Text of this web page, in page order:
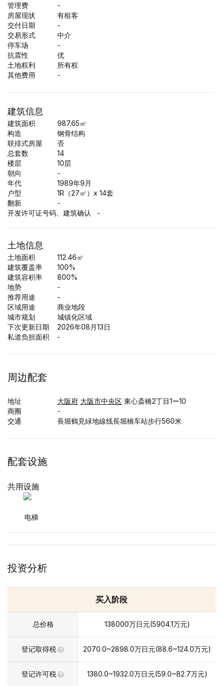
管理费
-
房屋现状
有租客
交付日期
-
交易形式
中介
停车场
-
抗震性
优
土地权利
所有权
其他费用
-
建筑信息
建筑面积 987.65㎡
构造
钢骨结构
联排式房屋
否
总套数
14
楼层
10层
朝向
-
年代
1989年9月
户型
1R（27㎡）x 14套
翻新
-
开发许可证号码、建筑确认
-
土地信息
土地面积
112.46㎡
建筑覆盖率
100%
建筑容积率
800%
地势
-
推荐用途
-
区域用途
商业地段
城市规划
城镇化区域
下次更新日期
2026年08月13日
私道负担面积
-
周边配套
地址 大阪府 大阪市中央区 東心斎橋2丁目1ー10
商圈
-
交通
長堀鶴見緑地線线長堀橋车站步行560米
配套设施
共用设施
电梯
投资分析
买入阶段
总价格 138000万日元(5904.1万元)
登记取得税 2070.0~2898.0万日元(88.6~124.0万元)
登记许可税 1380.0~1932.0万日元(59.0~82.7万元)